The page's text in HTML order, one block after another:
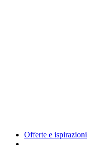
Offerte e ispirazioni